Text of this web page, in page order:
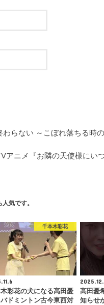
らない ～こぼれ落ちる時
アニメ『お隣の天使様にい
気です。
千本木彩花
彩花の犬になる高田憂
ドミントン古今東西対
高田憂
知らせ